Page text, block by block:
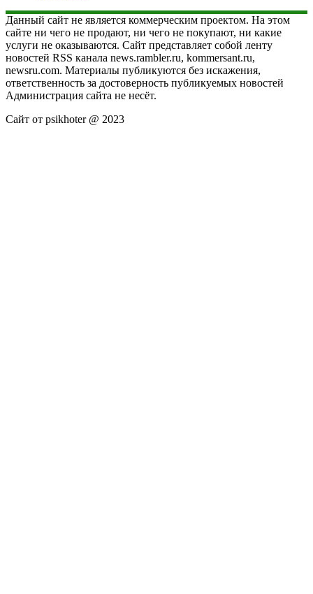
Данный сайт не является коммерческим проектом. На этом
сайте ни чего не продают, ни чего не покупают, ни какие
услуги не оказываются. Сайт представляет собой ленту
новостей RSS канала news.rambler.ru, kommersant.ru,
newsru.com. Материалы публикуются без искажения,
ответственность за достоверность публикуемых новостей
Администрация сайта не несёт.
Сайт от psikhoter @ 2023